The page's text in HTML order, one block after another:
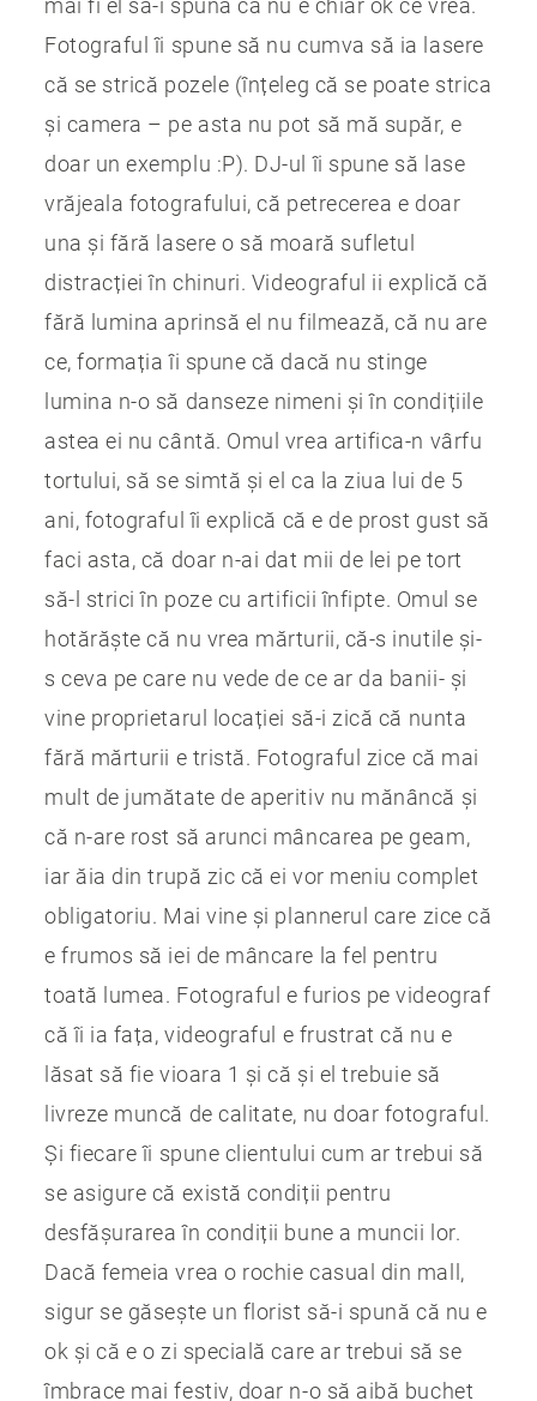
mai fi el să-i spună că nu e chiar ok ce vrea.
Fotograful îi spune să nu cumva să ia lasere
că se strică pozele (înțeleg că se poate strica
și camera – pe asta nu pot să mă supăr, e
doar un exemplu :P). DJ-ul îi spune să lase
vrăjeala fotografului, că petrecerea e doar
una și fără lasere o să moară sufletul
distracției în chinuri. Videograful ii explică că
fără lumina aprinsă el nu filmează, că nu are
ce, formația îi spune că dacă nu stinge
lumina n-o să danseze nimeni și în condițiile
astea ei nu cântă. Omul vrea artifica-n vârfu
tortului, să se simtă și el ca la ziua lui de 5
ani, fotograful îi explică că e de prost gust să
faci asta, că doar n-ai dat mii de lei pe tort
să-l strici în poze cu artificii înfipte. Omul se
hotărăște că nu vrea mărturii, că-s inutile și-
s ceva pe care nu vede de ce ar da banii- și
vine proprietarul locației să-i zică că nunta
fără mărturii e tristă. Fotograful zice că mai
mult de jumătate de aperitiv nu mănâncă și
că n-are rost să arunci mâncarea pe geam,
iar ăia din trupă zic că ei vor meniu complet
obligatoriu. Mai vine și plannerul care zice că
e frumos să iei de mâncare la fel pentru
toată lumea. Fotograful e furios pe videograf
că îi ia fața, videograful e frustrat că nu e
lăsat să fie vioara 1 și că și el trebuie să
livreze muncă de calitate, nu doar fotograful.
Și fiecare îi spune clientului cum ar trebui să
se asigure că există condiții pentru
desfășurarea în condiții bune a muncii lor.
Dacă femeia vrea o rochie casual din mall,
sigur se găsește un florist să-i spună că nu e
ok și că e o zi specială care ar trebui să se
îmbrace mai festiv, doar n-o să aibă buchet